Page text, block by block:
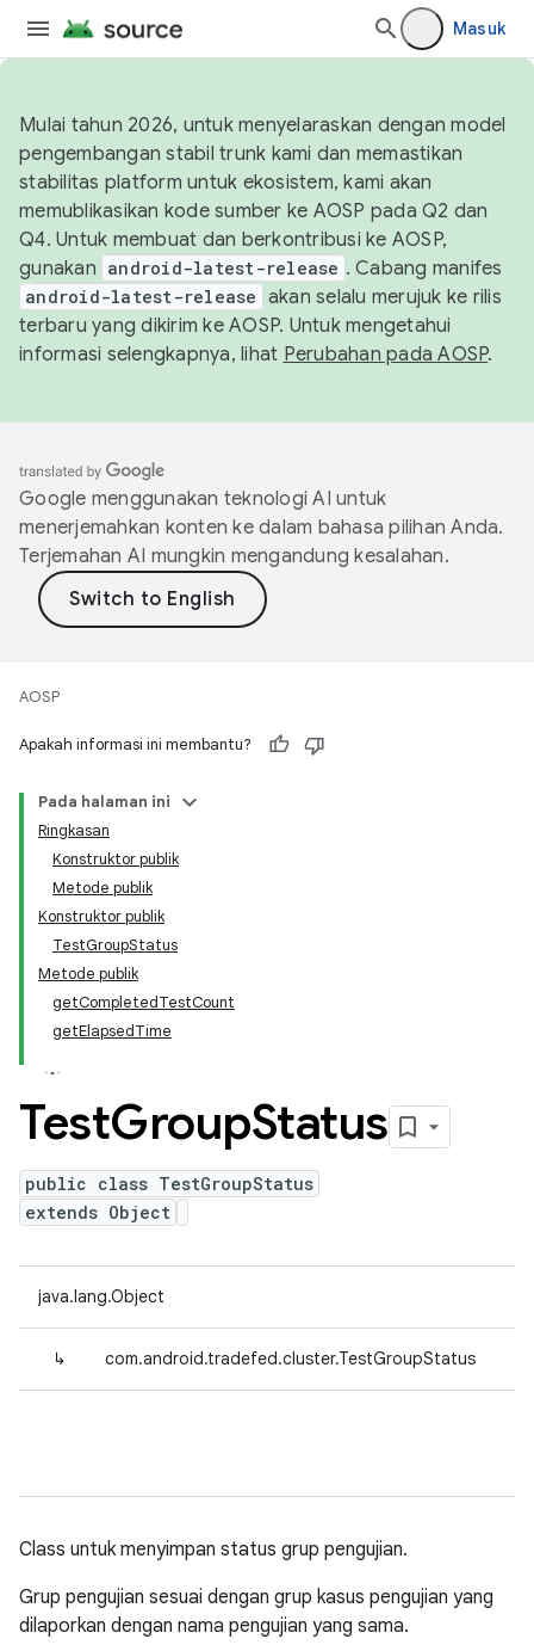
Masuk
Mulai tahun 2026, untuk menyelaraskan dengan model
pengembangan stabil trunk kami dan memastikan
stabilitas platform untuk ekosistem, kami akan
memublikasikan kode sumber ke AOSP pada Q2 dan
Q4. Untuk membuat dan berkontribusi ke AOSP,
gunakan android-latest-release . Cabang manifes
android-latest-release akan selalu merujuk ke rilis
terbaru yang dikirim ke AOSP. Untuk mengetahui
informasi selengkapnya, lihat Perubahan pada AOSP.
Google menggunakan teknologi AI untuk
menerjemahkan konten ke dalam bahasa pilihan Anda.
Terjemahan AI mungkin mengandung kesalahan.
AOSP
Apakah informasi ini membantu?
Pada halaman ini
Ringkasan
Konstruktor publik
Metode publik
Konstruktor publik
TestGroupStatus
Metode publik
getCompletedTestCount
getElapsedTime
TestGroupStatus
public class TestGroupStatus
extends Object
java.lang.Object
↳ com.android.tradefed.cluster.TestGroupStatus
Class untuk menyimpan status grup pengujian.
Grup pengujian sesuai dengan grup kasus pengujian yang
dilaporkan dengan nama pengujian yang sama.